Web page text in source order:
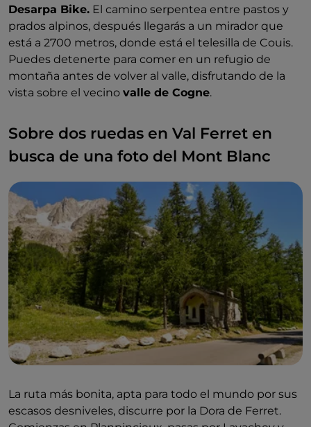
Desarpa Bike. El camino serpentea entre pastos y
prados alpinos, después llegarás a un mirador que
está a 2700 metros, donde está el telesilla de Couis.
Puedes detenerte para comer en un refugio de
montaña antes de volver al valle, disfrutando de la
vista sobre el vecino valle de Cogne.
Sobre dos ruedas en Val Ferret en
busca de una foto del Mont Blanc
La ruta más bonita, apta para todo el mundo por sus
escasos desniveles, discurre por la Dora de Ferret.